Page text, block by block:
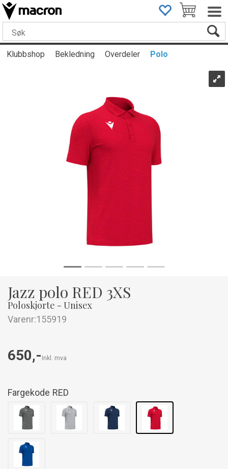
Klubbshop Bekledning Overdeler Polo
Jazz polo RED 3XS
Poloskjorte - Unisex
Varenr:155919
650,- Inkl. mva
Fargekode RED